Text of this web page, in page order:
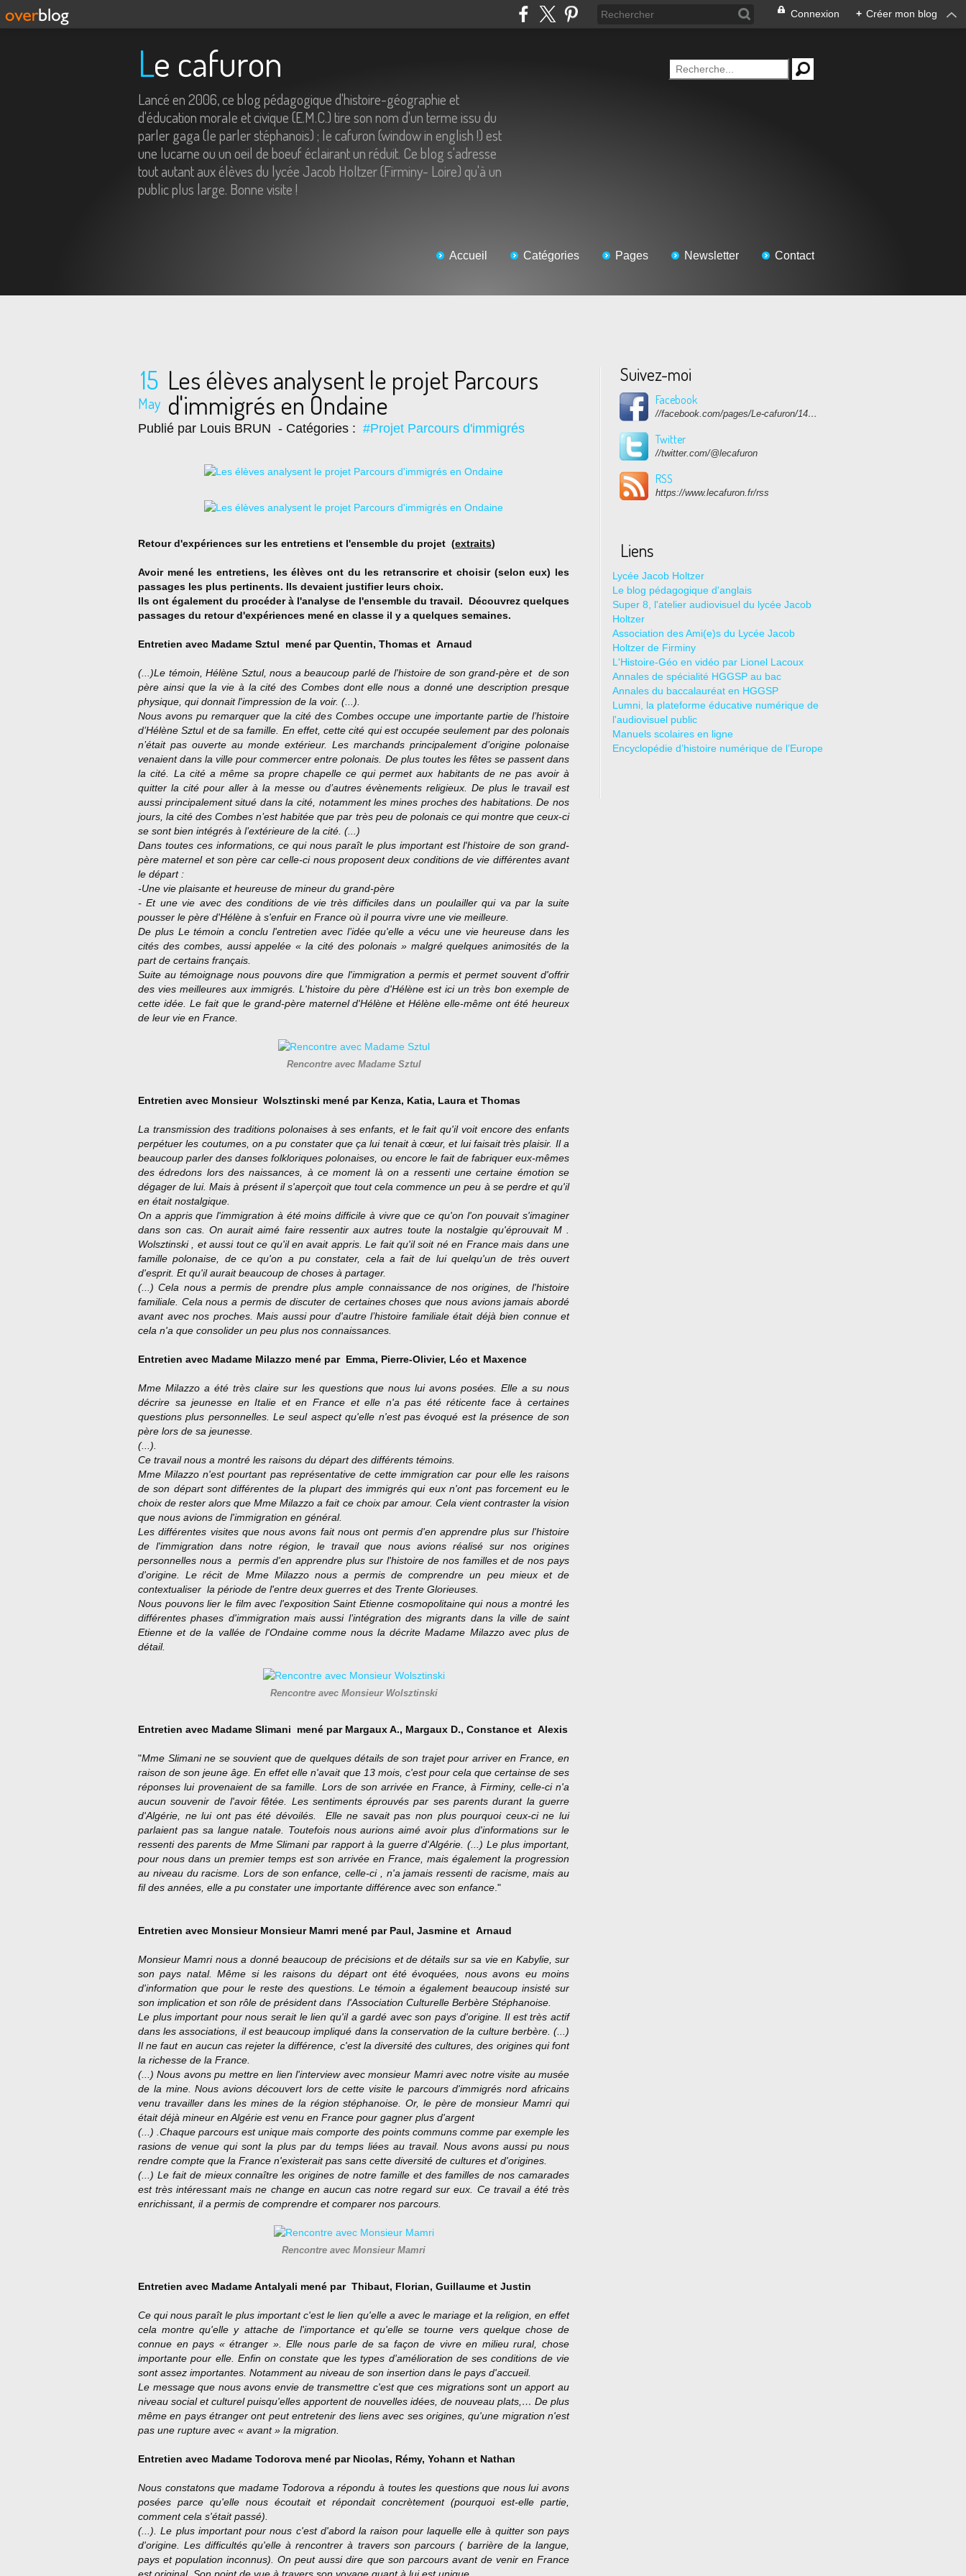
Connexion + Créer mon blog
Le cafuron
Lancé en 2006, ce blog pédagogique d'histoire-géographie et
d'éducation morale et civique (E.M.C.) tire son nom d'un terme issu du
parler gaga (le parler stéphanois) ; le cafuron (window in english !) est
une lucarne ou un oeil de boeuf éclairant un réduit. Ce blog s'adresse
tout autant aux élèves du lycée Jacob Holtzer (Firminy- Loire) qu'à un
public plus large. Bonne visite !
Accueil Catégories Pages Newsletter Contact
15
May
Les élèves analysent le projet Parcours
d'immigrés en Ondaine
Publié par Louis BRUN - Catégories : #Projet Parcours d'immigrés
Retour d'expériences sur les entretiens et l'ensemble du projet (extraits)
Avoir mené les entretiens, les élèves ont du les retranscrire et choisir (selon eux) les
passages les plus pertinents. Ils devaient justifier leurs choix.
Ils ont également du procéder à l'analyse de l'ensemble du travail. Découvrez quelques
passages du retour d'expériences mené en classe il y a quelques semaines.
Entretien avec Madame Sztul mené par Quentin, Thomas et Arnaud
(...)Le témoin, Hélène Sztul, nous a beaucoup parlé de l'histoire de son grand-père et de son
père ainsi que la vie à la cité des Combes dont elle nous a donné une description presque
physique, qui donnait l'impression de la voir. (...).
Nous avons pu remarquer que la cité des Combes occupe une importante partie de l’histoire
d’Hélène Sztul et de sa famille. En effet, cette cité qui est occupée seulement par des polonais
n’était pas ouverte au monde extérieur. Les marchands principalement d’origine polonaise
venaient dans la ville pour commercer entre polonais. De plus toutes les fêtes se passent dans
la cité. La cité a même sa propre chapelle ce qui permet aux habitants de ne pas avoir à
quitter la cité pour aller à la messe ou d’autres évènements religieux. De plus le travail est
aussi principalement situé dans la cité, notamment les mines proches des habitations. De nos
jours, la cité des Combes n’est habitée que par très peu de polonais ce qui montre que ceux-ci
se sont bien intégrés à l’extérieure de la cité. (...)
Dans toutes ces informations, ce qui nous paraît le plus important est l'histoire de son grand-
père maternel et son père car celle-ci nous proposent deux conditions de vie différentes avant
le départ :
-Une vie plaisante et heureuse de mineur du grand-père
- Et une vie avec des conditions de vie très difficiles dans un poulailler qui va par la suite
pousser le père d'Hélène à s'enfuir en France où il pourra vivre une vie meilleure.
De plus Le témoin a conclu l'entretien avec l’idée qu'elle a vécu une vie heureuse dans les
cités des combes, aussi appelée « la cité des polonais » malgré quelques animosités de la
part de certains français.
Suite au témoignage nous pouvons dire que l'immigration a permis et permet souvent d'offrir
des vies meilleures aux immigrés. L'histoire du père d'Hélène est ici un très bon exemple de
cette idée. Le fait que le grand-père maternel d'Hélène et Hélène elle-même ont été heureux
de leur vie en France.
Rencontre avec Madame Sztul
Entretien avec Monsieur Wolsztinski mené par Kenza, Katia, Laura et Thomas
La transmission des traditions polonaises à ses enfants, et le fait qu'il voit encore des enfants
perpétuer les coutumes, on a pu constater que ça lui tenait à cœur, et lui faisait très plaisir. Il a
beaucoup parler des danses folkloriques polonaises, ou encore le fait de fabriquer eux-mêmes
des édredons lors des naissances, à ce moment là on a ressenti une certaine émotion se
dégager de lui. Mais à présent il s'aperçoit que tout cela commence un peu à se perdre et qu'il
en était nostalgique.
On a appris que l'immigration à été moins difficile à vivre que ce qu'on l'on pouvait s'imaginer
dans son cas. On aurait aimé faire ressentir aux autres toute la nostalgie qu'éprouvait M .
Wolsztinski , et aussi tout ce qu'il en avait appris. Le fait qu'il soit né en France mais dans une
famille polonaise, de ce qu'on a pu constater, cela a fait de lui quelqu'un de très ouvert
d'esprit. Et qu'il aurait beaucoup de choses à partager.
(...)Cela nous a permis de prendre plus ample connaissance de nos origines, de l'histoire
familiale. Cela nous a permis de discuter de certaines choses que nous avions jamais abordé
avant avec nos proches. Mais aussi pour d'autre l’histoire familiale était déjà bien connue et
cela n'a que consolider un peu plus nos connaissances.
Entretien avec Madame Milazzo mené par Emma, Pierre-Olivier, Léo et Maxence
Mme Milazzo a été très claire sur les questions que nous lui avons posées. Elle a su nous
décrire sa jeunesse en Italie et en France et elle n'a pas été réticente face à certaines
questions plus personnelles. Le seul aspect qu'elle n'est pas évoqué est la présence de son
père lors de sa jeunesse.
(...).
Ce travail nous a montré les raisons du départ des différents témoins.
Mme Milazzo n'est pourtant pas représentative de cette immigration car pour elle les raisons
de son départ sont différentes de la plupart des immigrés qui eux n'ont pas forcement eu le
choix de rester alors que Mme Milazzo a fait ce choix par amour. Cela vient contraster la vision
que nous avions de l'immigration en général.
Les différentes visites que nous avons fait nous ont permis d'en apprendre plus sur l'histoire
de l'immigration dans notre région, le travail que nous avions réalisé sur nos origines
personnelles nous a permis d'en apprendre plus sur l'histoire de nos familles et de nos pays
d'origine. Le récit de Mme Milazzo nous a permis de comprendre un peu mieux et de
contextualiser la période de l'entre deux guerres et des Trente Glorieuses.
Nous pouvons lier le film avec l'exposition Saint Etienne cosmopolitaine qui nous a montré les
différentes phases d'immigration mais aussi l’intégration des migrants dans la ville de saint
Etienne et de la vallée de l'Ondaine comme nous la décrite Madame Milazzo avec plus de
détail.
Rencontre avec Monsieur Wolsztinski
Entretien avec Madame Slimani mené par MargauxA., Margaux D., Constance et Alexis
"Mme Slimani ne se souvient que de quelques détails de son trajet pour arriver en France, en
raison de son jeune âge. En effet elle n'avait que 13 mois, c'est pour cela que certainse de ses
réponses lui provenaient de sa famille. Lors de son arrivée en France, à Firminy, celle-ci n'a
aucun souvenir de l'avoir fêtée. Les sentiments éprouvés par ses parents durant la guerre
d'Algérie, ne lui ont pas été dévoilés. Elle ne savait pas non plus pourquoi ceux-ci ne lui
parlaient pas sa langue natale. Toutefois nous aurions aimé avoir plus d'informations sur le
ressenti des parents de Mme Slimani par rapport à la guerre d'Algérie. (...) Le plus important,
pour nous dans un premier temps est son arrivée en France, mais également la progression
au niveau du racisme. Lors de son enfance, celle-ci , n'a jamais ressenti de racisme, mais au
fil des années, elle a pu constater une importante différence avec son enfance ."
Entretien avec Monsieur Monsieur Mamri mené par Paul, Jasmine et Arnaud
Monsieur Mamri nous a donné beaucoup de précisions et de détails sur sa vie en Kabylie, sur
son pays natal. Même si les raisons du départ ont été évoquées, nous avons eu moins
d'information que pour le reste des questions. Le témoin a également beaucoup insisté sur
son implication et son rôle de président dans l'Association Culturelle Berbère Stéphanoise.
Le plus important pour nous serait le lien qu'il a gardé avec son pays d'origine. Il est très actif
dans les associations, il est beaucoup impliqué dans la conservation de la culture berbère. (...)
Il ne faut en aucun cas rejeter la différence, c'est la diversité des cultures, des origines qui font
la richesse de la France.
(...) Nous avons pu mettre en lien l'interview avec monsieur Mamri avec notre visite au musée
de la mine. Nous avions découvert lors de cette visite le parcours d'immigrés nord africains
venu travailler dans les mines de la région stéphanoise. Or, le père de monsieur Mamri qui
était déjà mineur en Algérie est venu en France pour gagner plus d'argent
(...) .Chaque parcours est unique mais comporte des points communs comme par exemple les
rasions de venue qui sont la plus par du temps liées au travail. Nous avons aussi pu nous
rendre compte que la France n'existerait pas sans cette diversité de cultures et d'origines.
(...) Le fait de mieux connaître les origines de notre famille et des familles de nos camarades
est très intéressant mais ne change en aucun cas notre regard sur eux. Ce travail a été très
enrichissant, il a permis de comprendre et comparer nos parcours.
Rencontre avec Monsieur Mamri
Entretien avec Madame Antalyali mené par Thibaut, Florian, Guillaume et Justin
Ce qui nous paraît le plus important c'est le lien qu'elle a avec le mariage et la religion, en effet
cela montre qu'elle y attache de l'importance et qu'elle se tourne vers quelque chose de
connue en pays « étranger ». Elle nous parle de sa façon de vivre en milieu rural, chose
importante pour elle. Enfin on constate que les types d'amélioration de ses conditions de vie
sont assez importantes. Notamment au niveau de son insertion dans le pays d'accueil.
Le message que nous avons envie de transmettre c'est que ces migrations sont un apport au
niveau social et culturel puisqu'elles apportent de nouvelles idées, de nouveau plats,… De plus
même en pays étranger ont peut entretenir des liens avec ses origines, qu'une migration n'est
pas une rupture avec « avant » la migration.
Entretien avec Madame Todorova mené par Nicolas, Rémy, Yohann et Nathan
Nous constatons que madame Todorova a répondu à toutes les questions que nous lui avons
posées parce qu'elle nous écoutait et répondait concrètement (pourquoi est-elle partie,
comment cela s'était passé).
(...).Le plus important pour nous c'est d'abord la raison pour laquelle elle à quitter son pays
d'origine. Les difficultés qu'elle à rencontrer à travers son parcours ( barrière de la langue,
pays et population inconnus). On peut aussi dire que son parcours avant de venir en France
Suivez-moi
Facebook
//facebook.com/pages/Le-cafuron/1415682768741632
Twitter
//twitter.com/@lecafuron
RSS
https://www.lecafuron.fr/rss
Liens
Lycée Jacob Holtzer
Le blog pédagogique d'anglais
Super 8, l'atelier audiovisuel du lycée Jacob
Holtzer
Association des Ami(e)s du Lycée Jacob
Holtzer de Firminy
L'Histoire-Géo en vidéo par Lionel Lacoux
Annales de spécialité HGGSP au bac
Annales du baccalauréat en HGGSP
Lumni, la plateforme éducative numérique de
l'audiovisuel public
Manuels scolaires en ligne
Encyclopédie d’histoire numérique de l’Europe